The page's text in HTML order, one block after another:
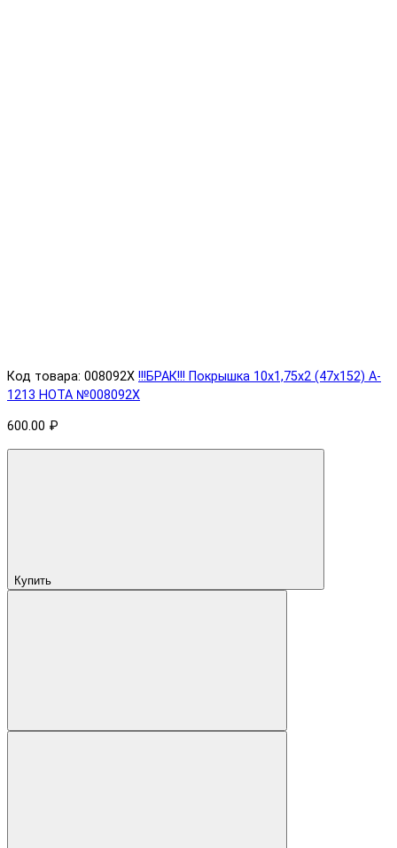
Код товара: 008092X !!!БРАК!!! Покрышка 10х1,75х2 (47x152) A-
1213 HOTA №008092X
600.00 ₽
Купить